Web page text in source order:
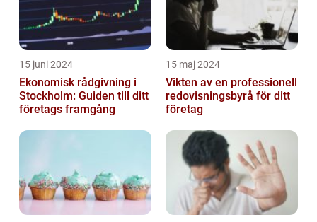
15 juni 2024
Ekonomisk rådgivning i
Stockholm: Guiden till ditt
företags framgång
15 maj 2024
Vikten av en professionell
redovisningsbyrå för ditt
företag